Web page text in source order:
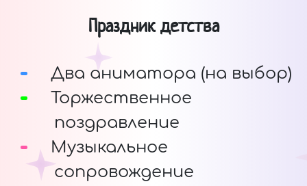
Праздник детства
Два аниматора (на выбор)
Торжественное
поздравление
Музыкальное
сопровождение